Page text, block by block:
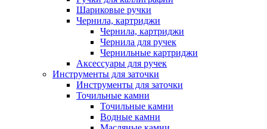
Шариковые ручки
Чернила, картриджи
Чернила, картриджи
Чернила для ручек
Чернильные картриджи
Аксессуары для ручек
Инструменты для заточки
Инструменты для заточки
Точильные камни
Точильные камни
Водные камни